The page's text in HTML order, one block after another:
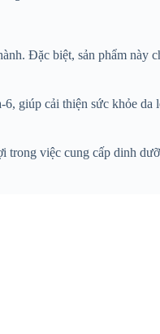
Đặc biệt, sản phẩm
giúp cải thiện sức khỏe
việc cung cấp dinh